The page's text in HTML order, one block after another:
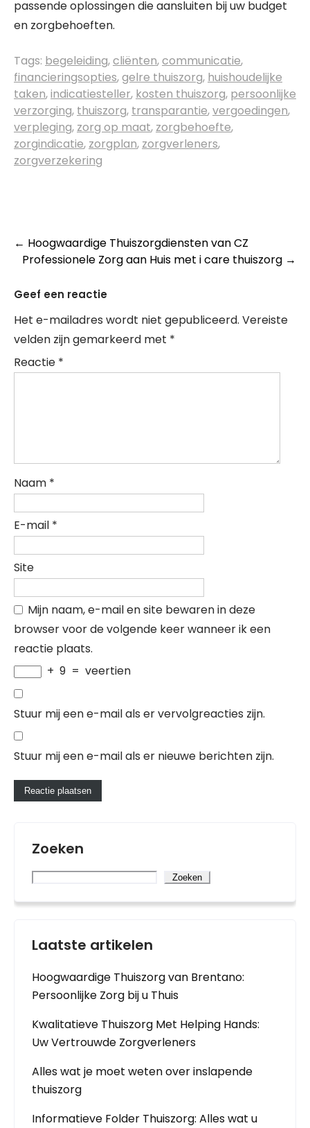
passende oplossingen die aansluiten bij uw budget
en zorgbehoeften.
Tags: begeleiding,cliënten,communicatie,
financieringsopties,gelre thuiszorg, huishoudelijke
taken,indicatiesteller, kosten thuiszorg, persoonlijke
verzorging, thuiszorg, transparantie,vergoedingen,
verpleging, zorg op maat, zorgbehoefte,
zorgindicatie, zorgplan, zorgverleners,
zorgverzekering
Post
navigation
← Hoogwaardige Thuiszorgdiensten van CZ
Professionele Zorg aan Huis met i care thuiszorg →
Geef een reactie
Het e-mailadres wordt niet gepubliceerd. Vereiste
velden zijn gemarkeerd met *
Reactie *
Naam *
E-mail *
Site
Mijn naam, e-mail en site bewaren in deze
browser voor de volgende keer wanneer ik een
reactie plaats.
+ 9 = veertien
Stuur mij een e-mail als er vervolgreacties zijn.
Stuur mij een e-mail als er nieuwe berichten zijn.
Zoeken
Zoeken
Laatste artikelen
Hoogwaardige Thuiszorg van Brentano:
Persoonlijke Zorg bij u Thuis
Kwalitatieve Thuiszorg Met Helping Hands:
Uw Vertrouwde Zorgverleners
Alles wat je moet weten over inslapende
thuiszorg
Informatieve Folder Thuiszorg: Alles wat u